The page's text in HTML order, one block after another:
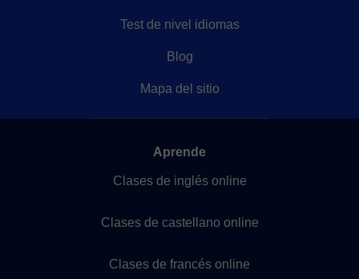
Test de nivel idiomas
Blog
Mapa del sitio
Aprende
Clases de inglés online
Clases de castellano online
Clases de francés online